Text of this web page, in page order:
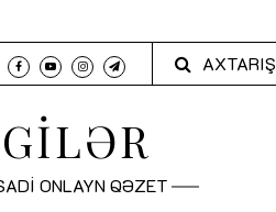
AXTARIŞ
ONLAYN QƏZET